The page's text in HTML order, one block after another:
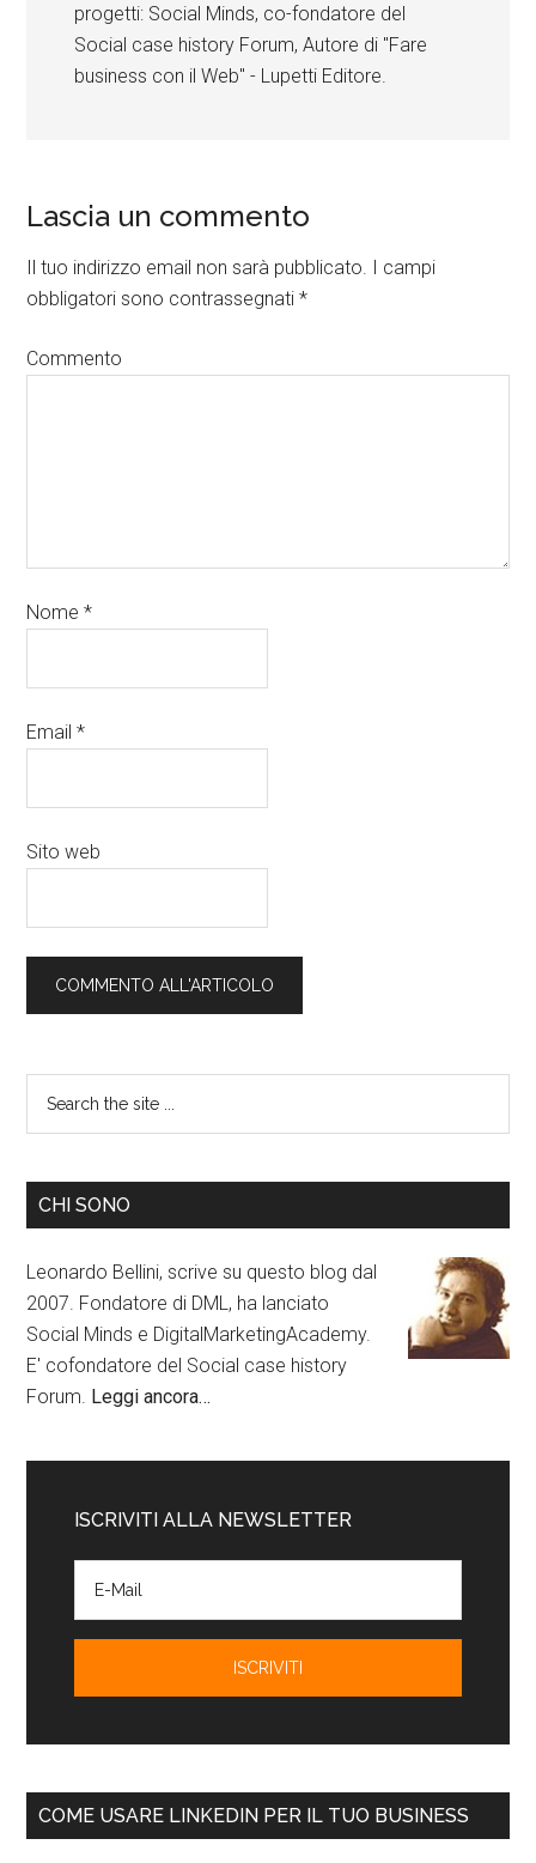
progetti: Social Minds, co-fondatore del
Social case history Forum, Autore di "Fare
business con il Web" - Lupetti Editore.
Lascia un commento
Il tuo indirizzo email non sarà pubblicato. I campi
obbligatori sono contrassegnati*
Commento
Nome*
Email*
Sito web
CHI SONO
Leonardo Bellini, scrive su questo blog dal
2007. Fondatore di DML, ha lanciato
Social Minds e DigitalMarketingAcademy.
E' cofondatore del Social case history
Forum. Leggi ancora…
ISCRIVITI ALLA NEWSLETTER
COME USARE LINKEDIN PER IL TUO BUSINESS